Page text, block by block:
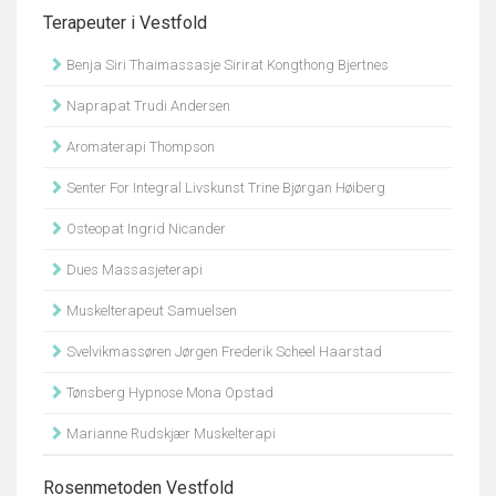
Terapeuter i Vestfold
Benja Siri Thaimassasje Sirirat Kongthong Bjertnes
Naprapat Trudi Andersen
Aromaterapi Thompson
Senter For Integral Livskunst Trine Bjørgan Høiberg
Osteopat Ingrid Nicander
Dues Massasjeterapi
Muskelterapeut Samuelsen
Svelvikmassøren Jørgen Frederik Scheel Haarstad
Tønsberg Hypnose Mona Opstad
Marianne Rudskjær Muskelterapi
Rosenmetoden Vestfold